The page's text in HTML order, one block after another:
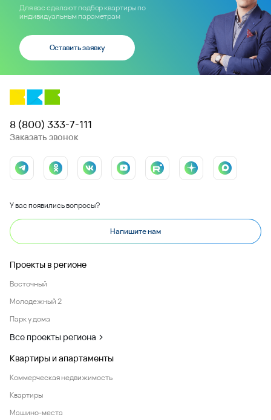
Для вас сделают подбор квартиры по
индивидуальным параметрам
Оставить заявку
8 (800) 333-7-111
Заказать звонок
У вас появились вопросы?
Напишите нам
Проекты в регионе
Восточный
Молодежный 2
Парк у дома
Все проекты региона
Квартиры и апартаменты
Коммерческая недвижимость
Квартиры
Машино-места